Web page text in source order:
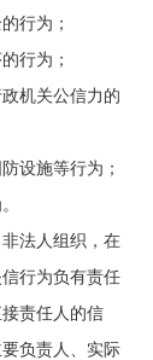
行为；
行为；
机关公信力的
设施等行为；
法人组织，在
行为负有责任
责任人的信
负责人、实际